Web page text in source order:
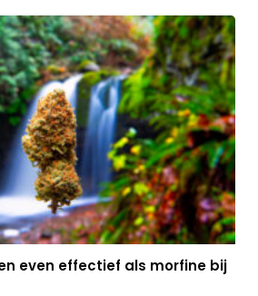
even effectief als morfine bij